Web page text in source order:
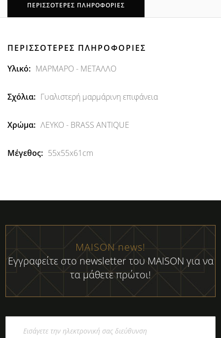
ΠΕΡΙΣΣΌΤΕΡΕΣ ΠΛΗΡΟΦΟΡΊΕΣ
ΠΕΡΙΣΣΌΤΕΡΕΣ ΠΛΗΡΟΦΟΡΊΕΣ
ΠερισσότερεςΜΑΡΜΑΡΟ - ΜΕΤΑΛΛΟ
Γυαλιστερή μαρμάρινη επιφάνεια
ΛΕΥΚΟ - BRASS ANTIQUE
55x55x61cm
MAISON news!
Εγγραφείτε στο newsletter του MAISON για να
τα μάθετε πρώτοι!